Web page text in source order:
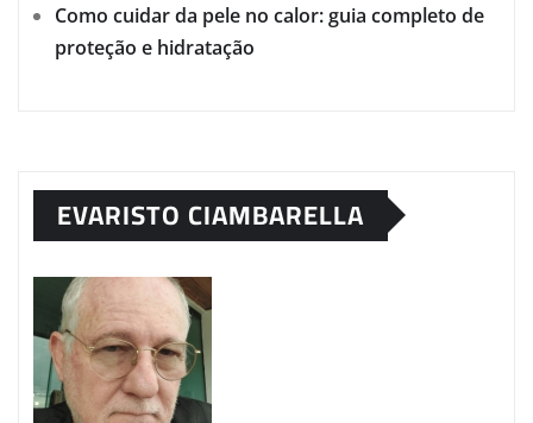
Como cuidar da pele no calor: guia completo de
proteção e hidratação
EVARISTO CIAMBARELLA